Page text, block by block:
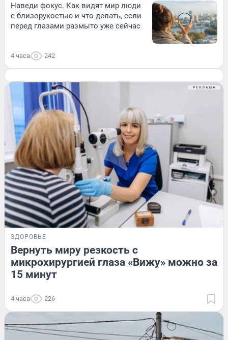
Наведи фокус. Как видят мир люди
с близорукостью и что делать, если
перед глазами размыто уже сейчас
4 часа 242
ЗДОРОВЬЕ
Вернуть миру резкость с
микрохирургией глаза «Вижу» можно за
15 минут
4 часа 226